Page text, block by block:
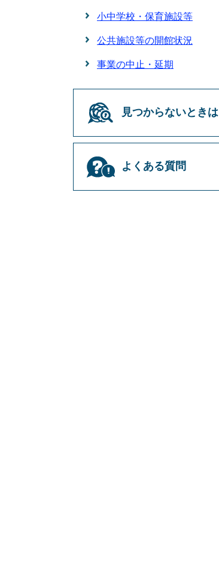
小中学校・保育施設等
公共施設等の開館状況
事業の中止・延期
見つからないときは
よくある質問